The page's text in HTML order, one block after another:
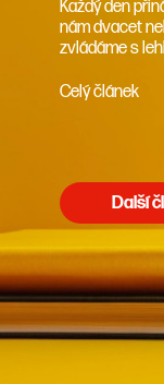
Každý den
nám dvacet
zvládáme s
Celý článek
Další